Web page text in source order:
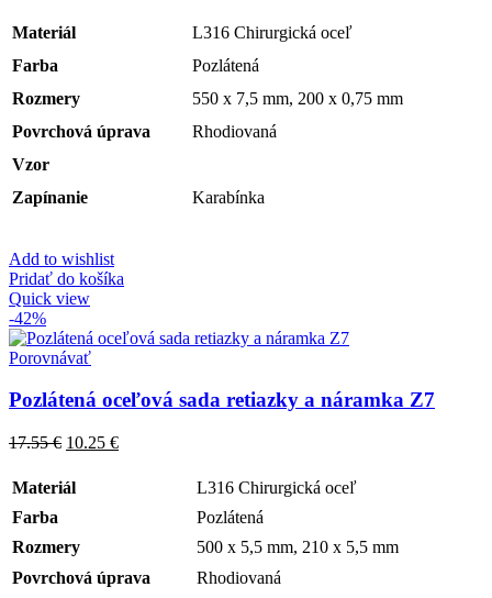
Materiál
L316 Chirurgická oceľ
Farba
Pozlátená
Rozmery
550 x 7,5 mm, 200 x 0,75 mm
Povrchová úprava
Rhodiovaná
Vzor
Zapínanie
Karabínka
Add to wishlist
Pridať do košíka
Quick view
-42%
Porovnávať
Pozlátená oceľová sada retiazky a náramka Z7
17.55€ 10.25 €
Materiál
L316 Chirurgická oceľ
Farba
Pozlátená
Rozmery
500 x 5,5 mm, 210 x 5,5 mm
Povrchová úprava
Rhodiovaná